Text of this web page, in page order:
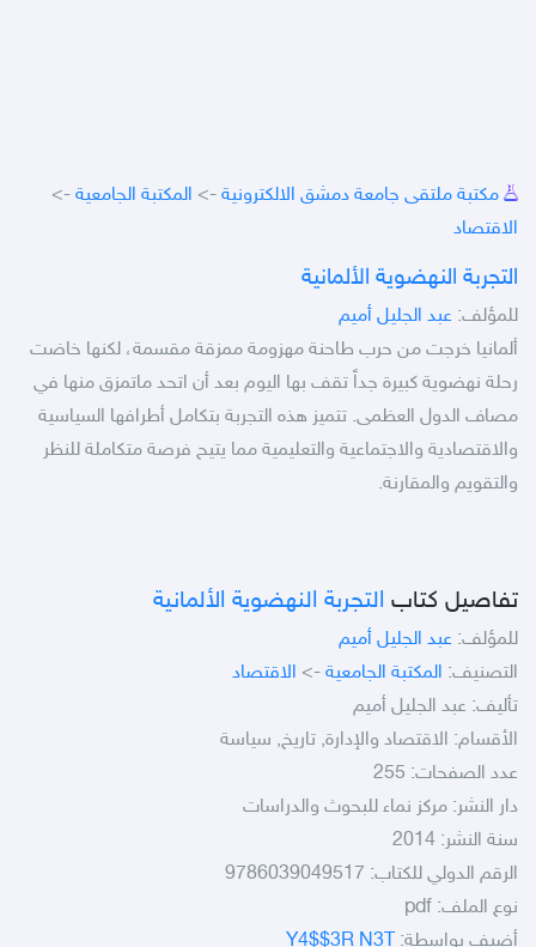
مكتبة ملتقى جامعة دمشق الالكترونية -> المكتبة الجامعية ->
الاقتصاد
التجربة النهضوية الألمانية
للمؤلف: عبد الجليل أميم
ألمانيا خرجت من حرب طاحنة مهزومة ممزقة مقسمة، لكنها خاضت
رحلة نهضوية كبيرة جداً تقف بها اليوم بعد أن اتحد ماتمزق منها في
مصاف الدول العظمى. تتميز هذه التجربة بتكامل أطرافها السياسية
والاقتصادية والاجتماعية والتعليمية مما يتيح فرصة متكاملة للنظر
والتقويم والمقارنة.
تفاصيل كتاب التجربة النهضوية الألمانية
للمؤلف: عبد الجليل أميم
التصنيف: المكتبة الجامعية -> الاقتصاد
تأليف: عبد الجليل أميم
الأقسام: الاقتصاد والإدارة, تاريخ, سياسة
عدد الصفحات: 255
دار النشر: مركز نماء للبحوث والدراسات
سنة النشر: 2014
الرقم الدولي للكتاب: 9786039049517
نوع الملف: pdf
أضيف بواسطة: Y4$$3R N3T